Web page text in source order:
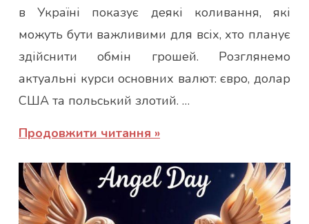
в Україні показує деякі коливання, які
можуть бути важливими для всіх, хто планує
здійснити обмін грошей. Розглянемо
актуальні курси основних валют: євро, долар
США та польський злотий. …
Продовжити читання